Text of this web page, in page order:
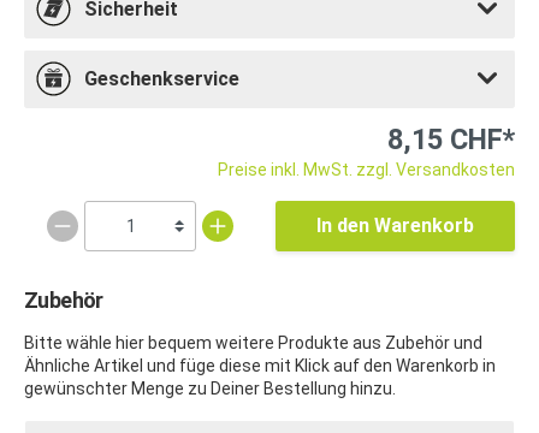
Sicherheit
Geschenkservice
8,15 CHF*
Preise inkl. MwSt. zzgl. Versandkosten
In den Warenkorb
Zubehör
Bitte wähle hier bequem weitere Produkte aus Zubehör und
Ähnliche Artikel und füge diese mit Klick auf den Warenkorb in
gewünschter Menge zu Deiner Bestellung hinzu.